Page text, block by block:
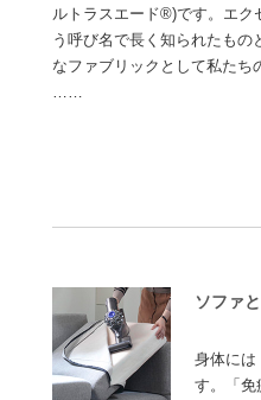
ルトラスエード®)です。エ
う呼び名で長く知られたも
なファブリックとして私たち
……
ソファ
身体には
す。「免